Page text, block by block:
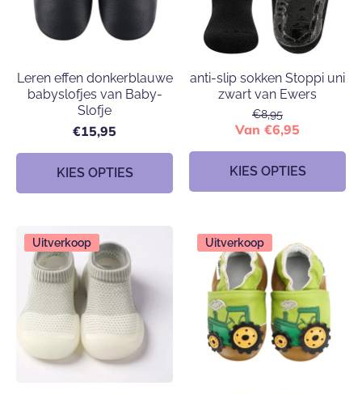
Leren effen donkerblauwe
babyslofjes van Baby-
Slofje
€15,95
KIES OPTIES
anti-slip sokken Stoppi uni
zwart van Ewers
€8,95
Van €6,95
KIES OPTIES
Uitverkoop Uitverkoop